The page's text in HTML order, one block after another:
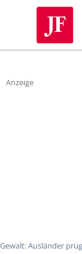
Anzeige
Gewalt: Ausländer